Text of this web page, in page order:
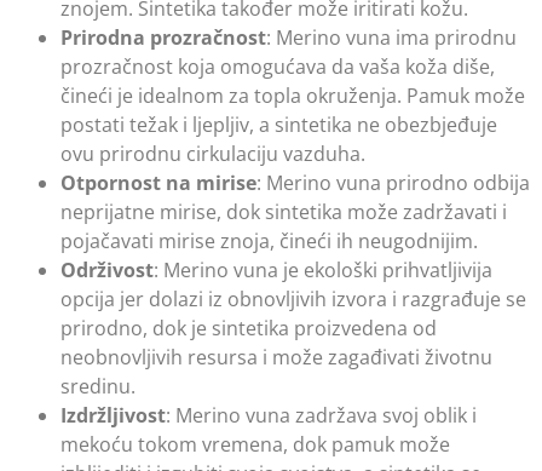
znojem. Sintetika također može iritirati kožu.
Prirodna prozračnost: Merino vuna ima prirodnu
prozračnost koja omogućava da vaša koža diše,
čineći je idealnom za topla okruženja. Pamuk može
postati težak i ljepljiv, a sintetika ne obezbjeđuje
ovu prirodnu cirkulaciju vazduha.
Otpornost na mirise: Merino vuna prirodno odbija
neprijatne mirise, dok sintetika može zadržavati i
pojačavati mirise znoja, čineći ih neugodnijim.
Održivost: Merino vuna je ekološki prihvatljivija
opcija jer dolazi iz obnovljivih izvora i razgrađuje se
prirodno, dok je sintetika proizvedena od
neobnovljivih resursa i može zagađivati životnu
sredinu.
Izdržljivost: Merino vuna zadržava svoj oblik i
mekoću tokom vremena, dok pamuk može